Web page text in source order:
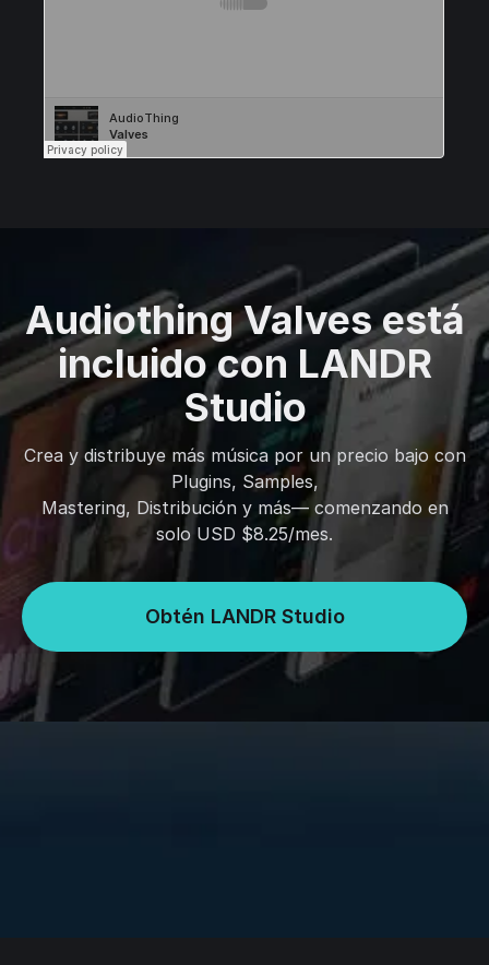
Audiothing Valves está
incluido con LANDR
Studio
Crea y distribuye más música por un precio bajo con
Plugins, Samples,
Mastering, Distribución y más— comenzando en
solo USD $8.25/mes.
Obtén LANDR Studio